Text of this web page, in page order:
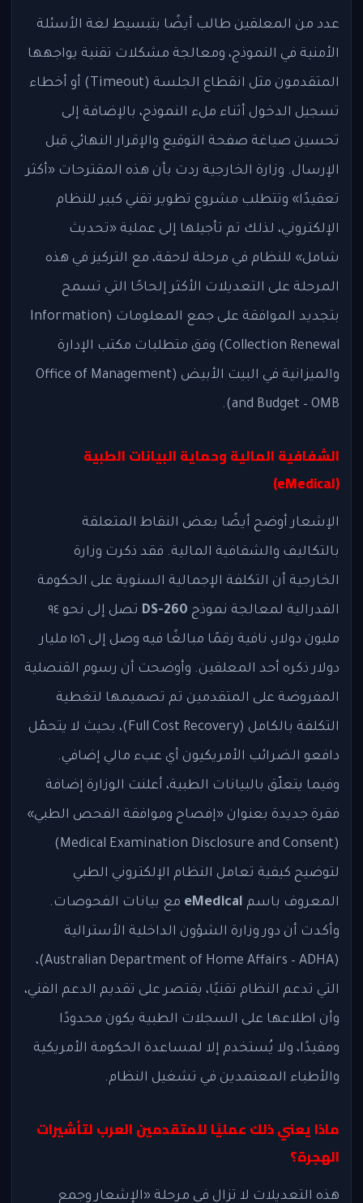
عدد من المعلقين طالب أيضًا بتبسيط لغة الأسئلة
الأمنية في النموذج، ومعالجة مشكلات تقنية يواجهها
المتقدمون مثل انقطاع الجلسة (Timeout) أو أخطاء
تسجيل الدخول أثناء ملء النموذج، بالإضافة إلى
تحسين صياغة صفحة التوقيع والإقرار النهائي قبل
الإرسال. وزارة الخارجية ردت بأن هذه المقترحات «أكثر
تعقيدًا» وتتطلب مشروع تطوير تقني كبير للنظام
الإلكتروني، لذلك تم تأجيلها إلى عملية «تحديث
شامل» للنظام في مرحلة لاحقة، مع التركيز في هذه
المرحلة على التعديلات الأكثر إلحاحًا التي تسمح
بتجديد الموافقة على جمع المعلومات (Information
Collection Renewal) وفق متطلبات مكتب الإدارة
والميزانية في البيت الأبيض (Office of Management
and Budget – OMB).
الشفافية المالية وحماية البيانات الطبية
(eMedical)
الإشعار أوضح أيضًا بعض النقاط المتعلقة
بالتكاليف والشفافية المالية. فقد ذكرت وزارة
الخارجية أن التكلفة الإجمالية السنوية على الحكومة
الفدرالية لمعالجة نموذج DS-260
تصل إلى نحو ٩٤
مليون دولار، نافية رقمًا مبالغًا فيه وصل إلى ١٥٦ مليار
دولار ذكره أحد المعلقين. وأوضحت أن رسوم القنصلية
المفروضة على المتقدمين تم تصميمها لتغطية
التكلفة بالكامل (Full Cost Recovery)، بحيث لا يتحمّل
دافعو الضرائب الأمريكيون أي عبء مالي إضافي.
وفيما يتعلّق بالبيانات الطبية، أعلنت الوزارة إضافة
فقرة جديدة بعنوان «إفصاح وموافقة الفحص الطبي»
(Medical Examination Disclosure and Consent)
لتوضيح كيفية تعامل النظام الإلكتروني الطبي
المعروف باسم eMedical مع بيانات الفحوصات.
وأكدت أن دور وزارة الشؤون الداخلية الأسترالية
(Australian Department of Home Affairs – ADHA)،
التي تدعم النظام تقنيًا، يقتصر على تقديم الدعم الفني،
وأن اطلاعها على السجلات الطبية يكون محدودًا
ومقيدًا، ولا يُستخدم إلا لمساعدة الحكومة الأمريكية
والأطباء المعتمدين في تشغيل النظام.
ماذا يعني ذلك عمليًا للمتقدمين العرب لتأشيرات
الهجرة؟
هذه التعديلات لا تزال في مرحلة «الإشعار وجمع